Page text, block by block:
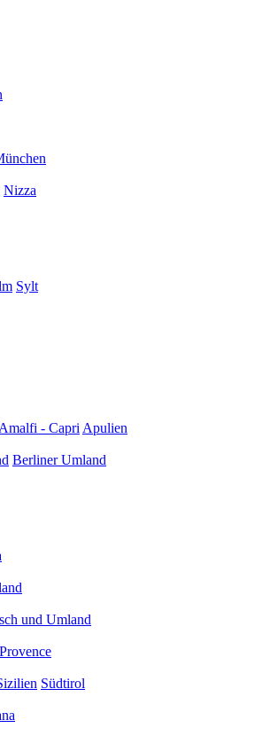
Nizza
Sylt
Amalfi - Capri Apulien
Berliner Umland
und Umland
Provence
Südtirol